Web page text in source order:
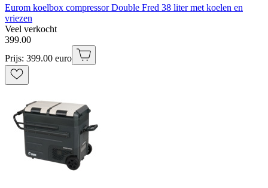
Eurom koelbox compressor Double Fred 38 liter met koelen en
vriezen
Veel verkocht
399.00
Prijs: 399.00 euro